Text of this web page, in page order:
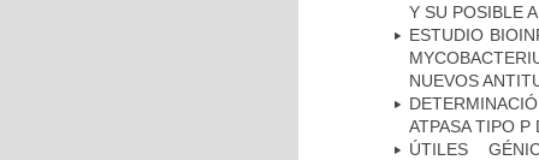
Y SU POSIBLE
ESTUDIO
NUEVOS
ATPASA TIPO
ÚTILES